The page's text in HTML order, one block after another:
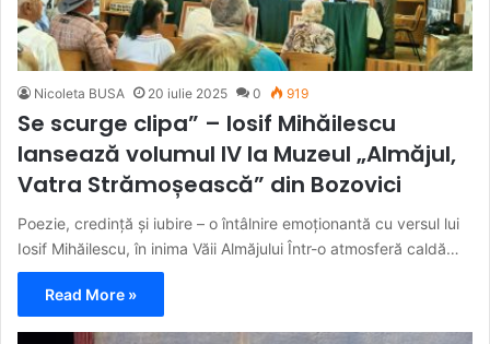
Nicoleta BUSA 20 iulie 2025 0 919
Se scurge clipa” – Iosif Mihăilescu
lansează volumul IV la Muzeul „Almăjul,
Vatra Strămoșească” din Bozovici
Poezie, credință și iubire – o întâlnire emoționantă cu versul lui
Iosif Mihăilescu, în inima Văii Almăjului Într-o atmosferă caldă…
Read More »